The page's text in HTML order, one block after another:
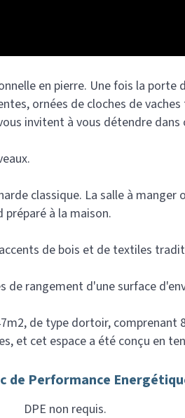
en pierre. Une fois la
ornées de cloches de
invitent à vous détendre
classique. La salle à
à la maison.
de bois et de textiles
de rangement d'une surface
de type dortoir,
et cet espace a été conçu en
de Performance
DPE non requis.